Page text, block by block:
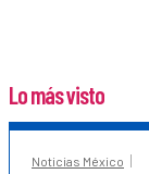
Lo más visto
Noticias México